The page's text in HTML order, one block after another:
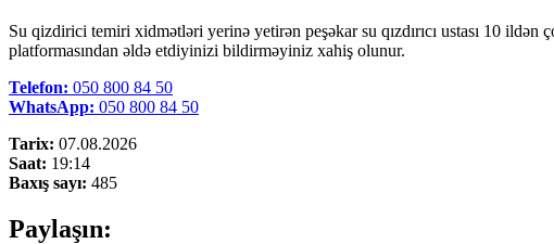
Su qizdirici temiri xidmətləri yerinə yetirən peşəkar su qızdırıcı ustası 10
platformasından əldə etdiyinizi bildirməyiniz xahiş olunur.
Telefon: 050 800 84 50
WhatsApp: 050 800 84 50
Tarix: 07.08.2026
Saat: 19:14
Baxış sayı: 485
Paylaşın: